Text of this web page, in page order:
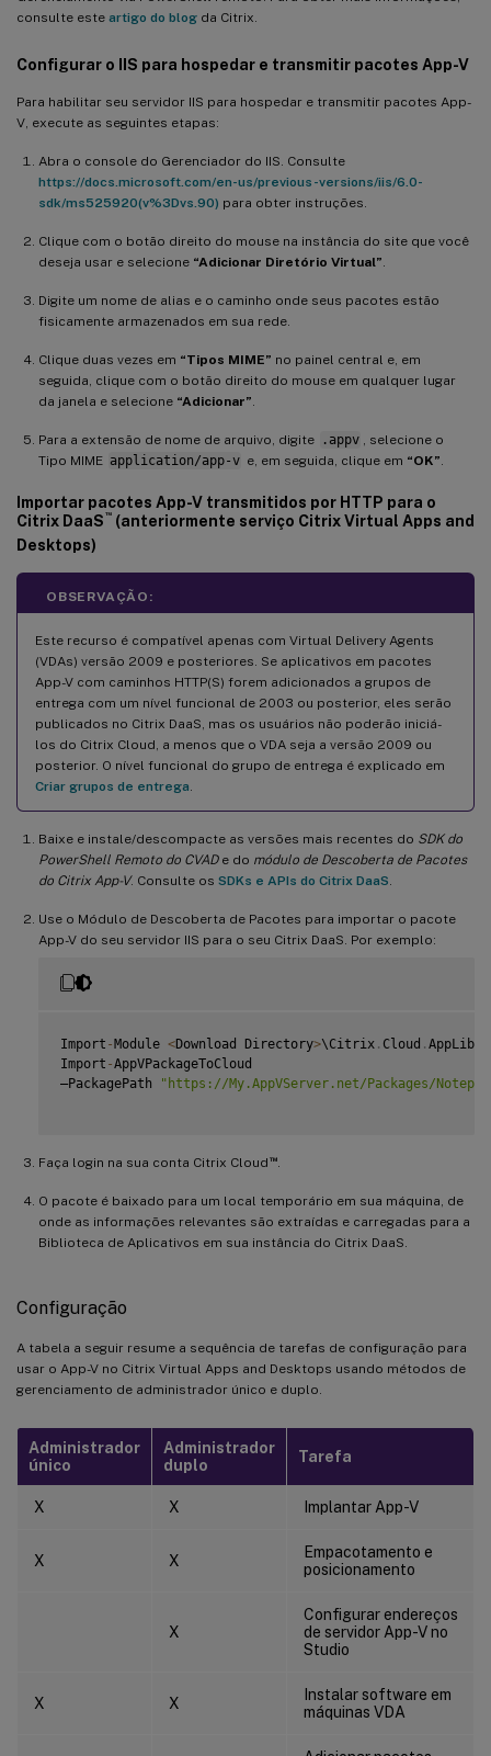
consulte este artigo do blog da Citrix.
Configurar o IIS para hospedar e transmitir pacotes App-V
Para habilitar seu servidor IIS para hospedar e transmitir pacotes App-
V, execute as seguintes etapas:
Abra o console do Gerenciador do IIS. Consulte
https://docs.microsoft.com/en-us/previous-versions/iis/6.0-
sdk/ms525920(v%3Dvs.90) para obter instruções.
Clique com o botão direito do mouse na instância do site que você
deseja usar e selecione “Adicionar Diretório Virtual”
Digite um nome de alias e o caminho onde seus pacotes estão
fisicamente armazenados em sua rede.
Clique duas vezes em “Tipos MIME” no painel central e, em
seguida, clique com o botão direito do mouse em qualquer lugar
da janela e selecione “Adicionar”
Para a extensão de nome de arquivo, digite .appv
, selecione o
Tipo MIME application/app-v e, em seguida, clique em “OK”
Importar pacotes App-V transmitidos por HTTP para o
Citrix DaaS ™ (anteriormente serviço Citrix Virtual Apps and
Desktops)
OBSERVAÇÃO:
Este recurso é compatível apenas com Virtual Delivery Agents
(VDAs) versão 2009 e posteriores. Se aplicativos em pacotes
App-V com caminhos HTTP(S) forem adicionados a grupos de
entrega com um nível funcional de 2003 ou posterior, eles serão
publicados no Citrix DaaS, mas os usuários não poderão iniciá-
los do Citrix Cloud, a menos que o VDA seja a versão 2009 ou
posterior. O nível funcional do grupo de entrega é explicado em
Criar grupos de entrega
Baixe e instale/descompacte as versões mais recentes do SDK do
PowerShell Remoto do CVADe do módulo de Descoberta de Pacotes
do Citrix App-V. Consulte os SDKs e APIs do Citrix DaaS
Use o Módulo de Descoberta de Pacotes para importar o pacote
App-V do seu servidor IIS para o seu Citrix DaaS. Por exemplo:
Import -Module <Download Directory>\Citrix . Cloud .
Import -AppVPackageToCloud
–PackagePath
"https://My.AppVServer.net/Packages/
Faça login na sua conta Citrix Cloud ™.
O pacote é baixado para um local temporário em sua máquina, de
onde as informações relevantes são extraídas e carregadas para a
Biblioteca de Aplicativos em sua instância do Citrix DaaS.
Configuração
A tabela a seguir resume a sequência de tarefas de configuração para
usar o App-V no Citrix Virtual Apps and Desktops usando métodos de
gerenciamento de administrador único e duplo.
Administrador
único
Administrador
duplo
Tarefa
X X Implantar App-V
X X
Empacotamento e
posicionamento
X
Configurar endereços
de servidor App-V no
Studio
X X
Instalar software em
máquinas VDA